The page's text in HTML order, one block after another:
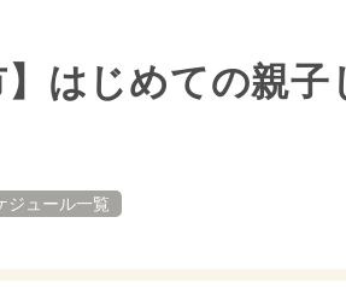
はじめての親
ジュール一覧